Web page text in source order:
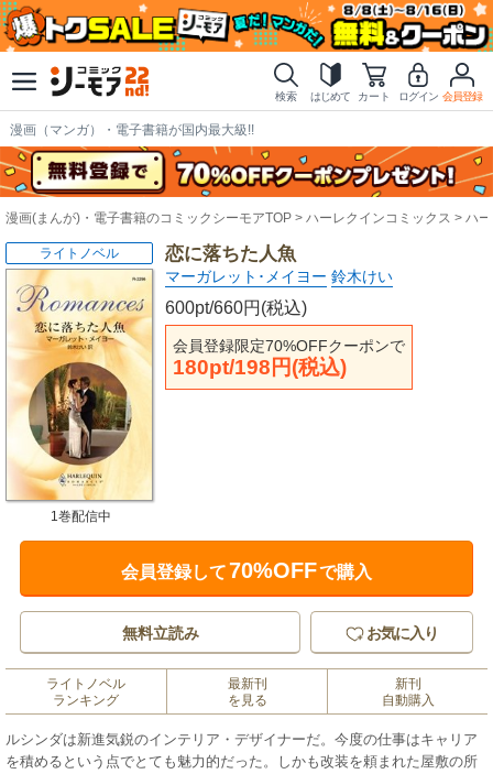
検索 はじめて カート ログイン 会員登録
漫画（マンガ）・電子書籍が国内最大級!!
漫画(まんが)・電子書籍のコミックシーモアTOP ハーレクインコミックス ハ
恋に落ちた人魚
マーガレット･メイヨー 鈴木けい
600pt/660円(税込)
会員登録限定70%OFFクーポンで
180pt/198円(税込)
ライトノベル
1巻配信中
会員登録して70%OFFで購入
無料立読み お気に入り
ライトノベル
ランキング
最新刊
を見る
新刊
自動購入
ルシンダは新進気鋭のインテリア・デザイナーだ。今度の仕事はキャリア
を積めるという点でとても魅力的だった。しかも改装を頼まれた屋敷の所